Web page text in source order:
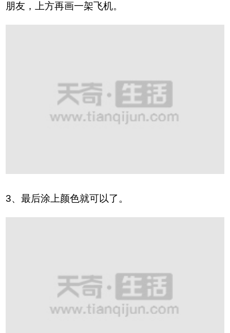
朋友，上方再画一架飞机。
3、最后涂上颜色就可以了。